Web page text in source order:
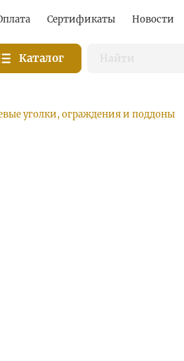
Сертификаты Новости
Каталог
уголки, ограждения и поддоны